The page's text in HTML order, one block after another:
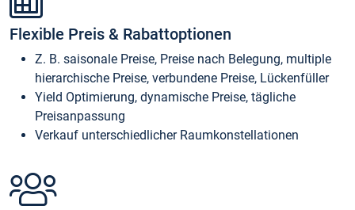
Flexible Preis & Rabattoptionen
Z. B. saisonale Preise, Preise nach Belegung, multiple
hierarchische Preise, verbundene Preise, Lückenfüller
Yield Optimierung, dynamische Preise, tägliche
Preisanpassung
Verkauf unterschiedlicher Raumkonstellationen